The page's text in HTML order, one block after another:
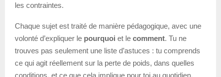
les contraintes.
Chaque sujet est traité de manière pédagogique, avec une
volonté d’expliquer le pourquoi et le comment. Tu ne
trouves pas seulement une liste d’astuces : tu comprends
ce qui agit réellement sur la perte de poids, dans quelles
conditions, et ce que cela implique pour toi au quotidien.